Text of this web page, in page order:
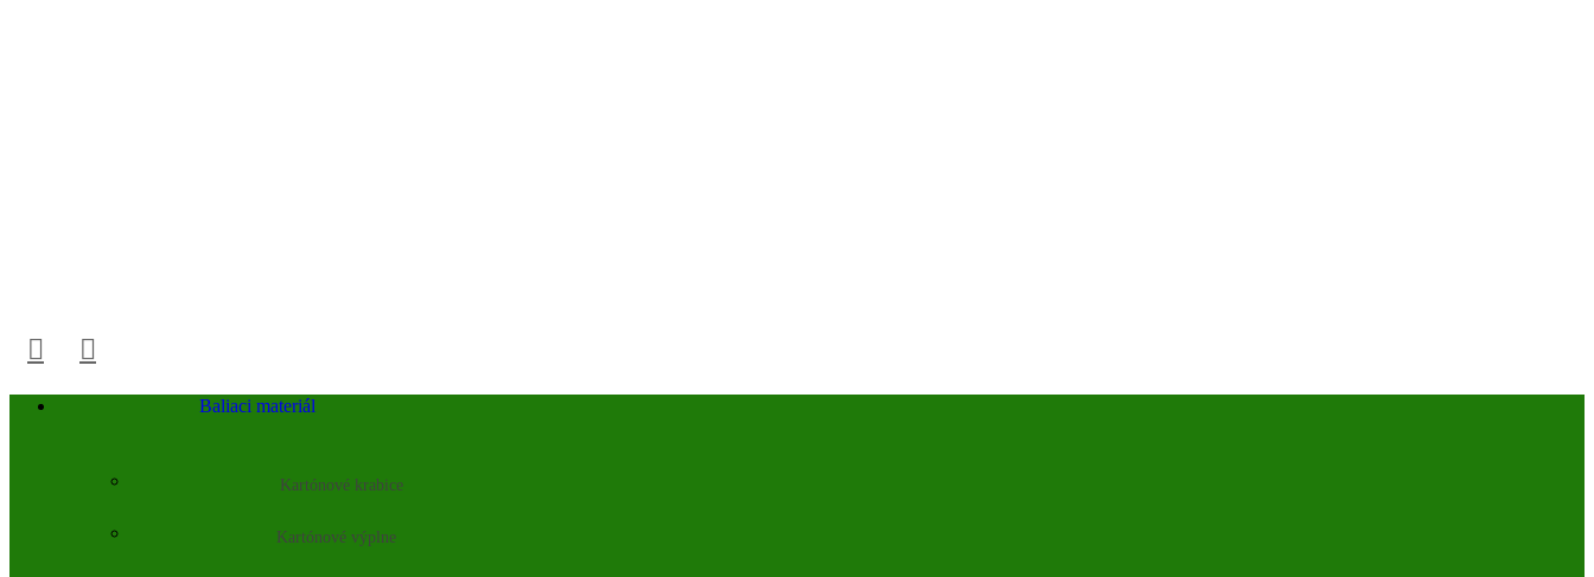
Baliaci materiál
Kartónové krabice
Kartónové výplne